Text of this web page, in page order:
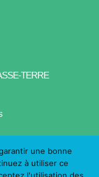
TERRE
une bonne
à utiliser ce